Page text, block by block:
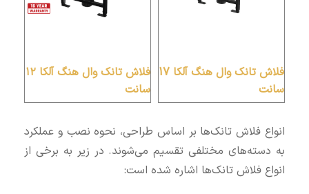
فلاش تانک وال هنگ آلکا 17
سانت
فلاش تانک وال هنگ آلکا ۱۲
سانت
انواع فلاش تانک‌ها بر اساس طراحی، نحوه نصب و عملکرد
به دسته‌های مختلفی تقسیم می‌شوند. در زیر به برخی از
انواع فلاش تانک‌ها اشاره شده است: